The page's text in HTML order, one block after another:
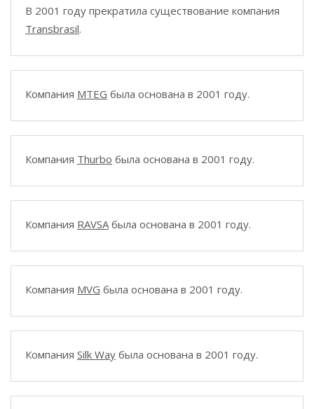
В 2001 году прекратила существование компания
Transbrasil.
Компания MTEG была основана в 2001 году.
Компания Thurbo была основана в 2001 году.
Компания RAVSAбыла основана в 2001 году.
Компания MVG была основана в 2001 году.
Компания Silk Way была основана в 2001 году.